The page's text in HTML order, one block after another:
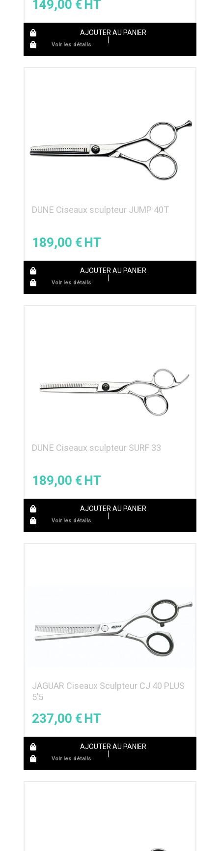
149,00 €
AJOUTER AU PANIER
Voir les détails
DUNE Ciseaux sculpteur JUMP 40T
189,00 €
AJOUTER AU PANIER
Voir les détails
DUNE Ciseaux sculpteur SURF 33
189,00 €
AJOUTER AU PANIER
Voir les détails
JAGUAR Ciseaux Sculpteur CJ 40 PLUS
5’5
237,00 €
AJOUTER AU PANIER
Voir les détails